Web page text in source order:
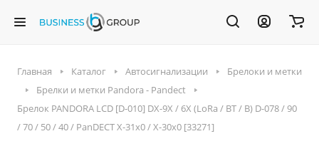
Главная Каталог Автосигнализации
Брелоки и метки
Брелки и метки Pandora - Pandect
Брелок PANDORA LCD [D-010] DX-9X / 6X (LoRa / BT / B) D-078 / 90
/ 70 / 50 / 40 / PanDECT X-31x0 / X-30x0 [33271]